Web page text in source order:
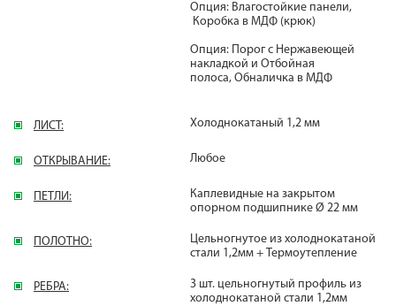
Опция: Влагостойкие панели,
Коробка в МДФ (крюк)
Опция: Порог с Нержавеющей
накладкой и Отбойная
полоса, Обналичка в МДФ
ЛИСТ: Холоднокатаный 1,2 мм
ОТКРЫВАНИЕ: Любое
ПЕТЛИ:
Каплевидные на закрытом
опорном подшипнике Ø 22 мм
ПОЛОТНО:
Цельногнутое из холоднокатаной
стали 1,2мм + Термоутепление
РЕБРА:
3 шт. цельногнутый профиль из
холоднокатаной стали 1,2мм